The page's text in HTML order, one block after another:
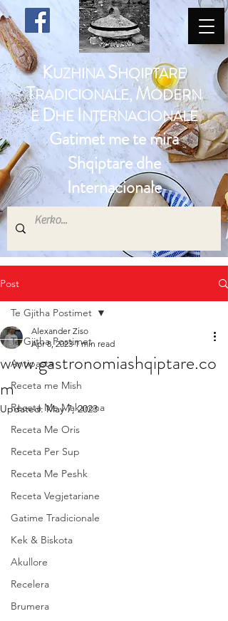
KUZHINASHQIPTARE
TRADICIONALE, MODERN
EDHE INTERNACIONALE
Gatimet me te mira
Shqiptare dhe
Internacionale
Post
Te Gjitha Postimet
Antipasta
Receta me Mish
Receta Me Makarona
Receta Me Oris
Receta Per Sup
Receta Me Peshk
Receta Vegjetariane
Gatime Tradicionale
Kek & Biskota
Akullore
Recelera
Brumera
Te Gjitha Postimet
www.gastronomiashqiptare.co
m
Alexander Ziso
Apr 8, 2023 1 min read
Updated:May 7, 2023